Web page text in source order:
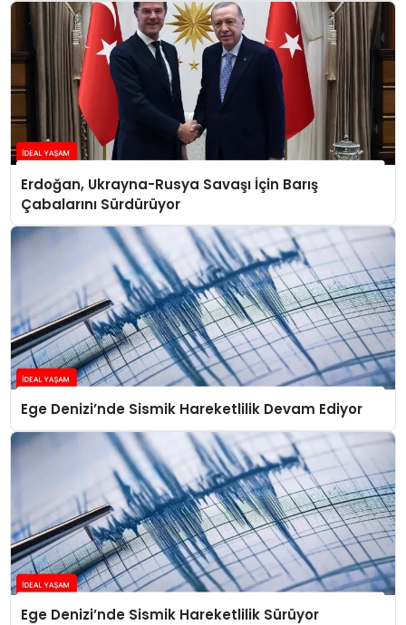
Erdoğan, Ukrayna-Rusya Savaşı İçin Barış
Çabalarını Sürdürüyor
Ege Denizi’nde Sismik Hareketlilik Devam Ediyor
Ege Denizi’nde Sismik Hareketlilik Sürüyor